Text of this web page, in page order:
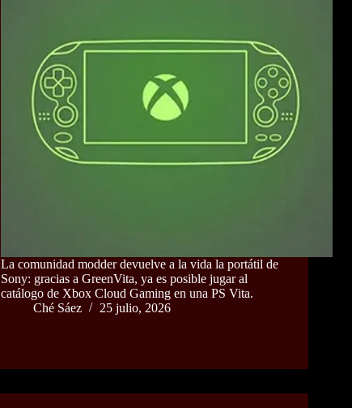
La comunidad modder devuelve a la vida la portátil de
Sony: gracias a GreenVita, ya es posible jugar al
catálogo de Xbox Cloud Gaming en una PS Vita.
Ché Sáez
25 julio, 2026